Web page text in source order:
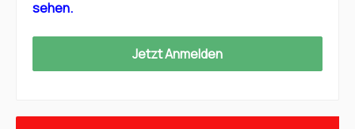
sehen.
Jetzt Anmelden